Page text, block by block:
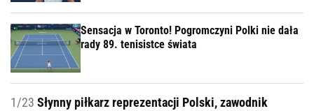
Sensacja w Toronto! Pogromczyni Polki nie dała
rady 89. tenisistce świata
1/23 Słynny piłkarz reprezentacji Polski, zawodnik